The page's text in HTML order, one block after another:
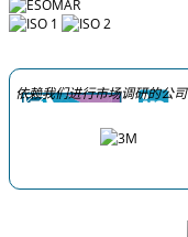
依赖我们进行市场调研的公司